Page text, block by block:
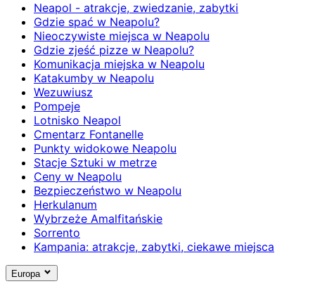
Neapol - atrakcje, zwiedzanie, zabytki
Gdzie spać w Neapolu?
Nieoczywiste miejsca w Neapolu
Gdzie zjeść pizze w Neapolu?
Komunikacja miejska w Neapolu
Katakumby w Neapolu
Wezuwiusz
Pompeje
Lotnisko Neapol
Cmentarz Fontanelle
Punkty widokowe Neapolu
Stacje Sztuki w metrze
Ceny w Neapolu
Bezpieczeństwo w Neapolu
Herkulanum
Wybrzeże Amalfitańskie
Sorrento
Kampania: atrakcje, zabytki, ciekawe miejsca
Europa